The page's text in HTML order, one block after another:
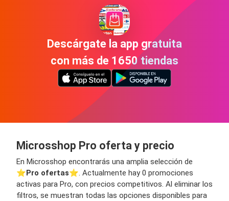
Descárgate la app gratuita
con más de 1650 tiendas
Microsshop Pro oferta y precio
En Microsshop encontrarás una amplia selección de
⭐️Pro ofertas⭐️. Actualmente hay 0 promociones
activas para Pro, con precios competitivos. Al eliminar los
filtros, se muestran todas las opciones disponibles para